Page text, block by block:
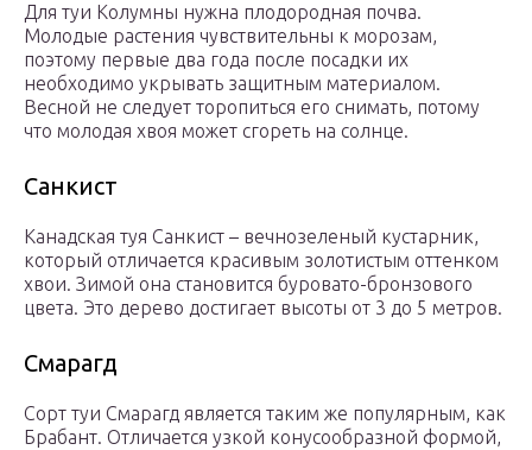
Для туи Колумны нужна плодородная почва.
Молодые растения чувствительны к морозам,
поэтому первые два года после посадки их
необходимо укрывать защитным материалом.
Весной не следует торопиться его снимать, потому
что молодая хвоя может сгореть на солнце.
Санкист
Канадская туя Санкист – вечнозеленый кустарник,
который отличается красивым золотистым оттенком
хвои. Зимой она становится буровато-бронзового
цвета. Это дерево достигает высоты от 3 до 5 метров.
Смарагд
Сорт туи Смарагд является таким же популярным, как
Брабант. Отличается узкой конусообразной формой,